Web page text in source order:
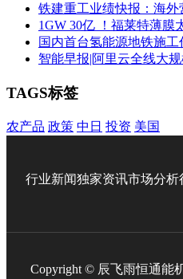
铁建重工业绩快报：海外
1GW 30亿 ！福莱特薄膜
国内首台氢能源地铁施
智能早报|阿里云全线大
TAGS标签
农产品 政策 中日 投资 美国
行业新闻独家资讯市场分析
Copyright © 辰飞雨恒通能